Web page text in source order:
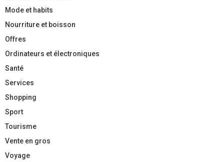
Mode et habits
Nourriture et boisson
Offres
Ordinateurs et électroniques
Santé
Services
Shopping
Sport
Tourisme
Vente en gros
Voyage